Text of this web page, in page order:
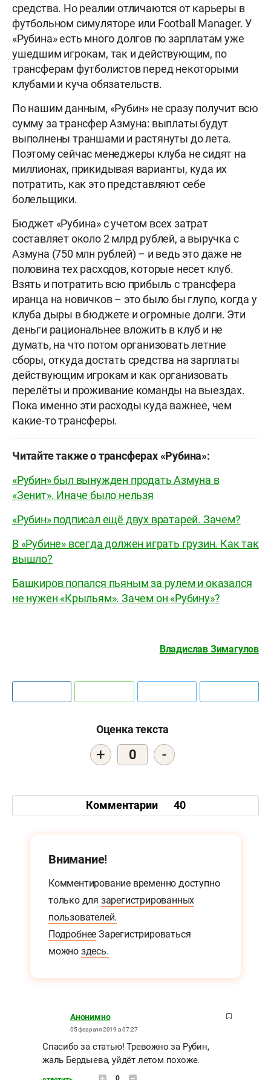
средства. Но реалии отличаются от карьеры в
футбольном симуляторе или Football Manager. У
«Рубина» есть много долгов по зарплатам уже
ушедшим игрокам, так и действующим, по
трансферам футболистов перед некоторыми
клубами и куча обязательств.
По нашим данным, «Рубин» не сразу получит всю
сумму за трансфер Азмуна: выплаты будут
выполнены траншами и растянуты до лета.
Поэтому сейчас менеджеры клуба не сидят на
миллионах, прикидывая варианты, куда их
потратить, как это представляют себе
болельщики.
Бюджет «Рубина» с учетом всех затрат
составляет около 2 млрд рублей, а выручка с
Азмуна (750 млн рублей) – и ведь это даже не
половина тех расходов, которые несет клуб.
Взять и потратить всю прибыль с трансфера
иранца на новичков – это было бы глупо, когда у
клуба дыры в бюджете и огромные долги. Эти
деньги рациональнее вложить в клуб и не
думать, на что потом организовать летние
сборы, откуда достать средства на зарплаты
действующим игрокам и как организовать
перелёты и проживание команды на выездах.
Пока именно эти расходы куда важнее, чем
какие-то трансферы.
Читайте также о трансферах «Рубина»:
«Рубин» был вынужден продать Азмуна в
«Зенит». Иначе было нельзя
«Рубин» подписал ещё двух вратарей. Зачем?
В «Рубине» всегда должен играть грузин. Как так
вышло?
Башкиров попался пьяным за рулем и оказался
не нужен «Крыльям». Зачем он «Рубину»?
Владислав Зимагулов
Оценка текста
+ 0 -
Комментарии 40
Внимание!
Комментирование временно доступно
только для зарегистрированных
пользователей.
Подробнее Зарегистрироваться
можно здесь.
Анонимно
05 февраля 2019 в 07:27
Спасибо за статью! Тревожно за Рубин,
жаль Бердыева, уйдёт летом похоже.
0